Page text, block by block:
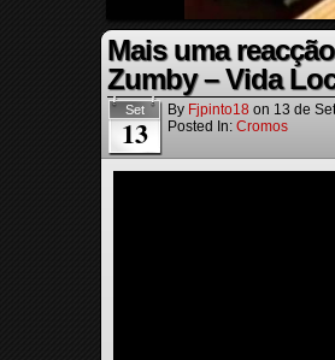
Mais uma
Zumby – Vida
Set
13
By Fjpinto18 on 13 de
Posted In: Cromos